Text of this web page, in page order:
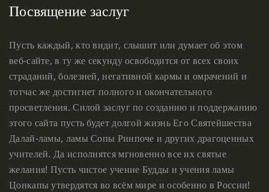
Посвящение заслуг
Пусть каждый, кто видит, слышит или думает об этом
веб-сайте, в ту же секунду освободится от всех своих
страданий, болезней, негативной кармы и омрачений и
тотчас же достигнет полного и окончательного
просветления. Силой заслуг по созданию и поддержанию
этого сайта пусть будет долгой жизнь Его Святейшества
Далай-ламы, ламы Сопы Ринпоче и других драгоценных
учителей. Да исполнятся мгновенно все их святые
желания! Пусть чистое учение Будды и учения ламы
Цонкапы утвердятся во всём мире и особенно в России!